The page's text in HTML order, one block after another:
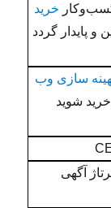
خرید
و پایدار گردد
سازی وب
شوید
آگهی